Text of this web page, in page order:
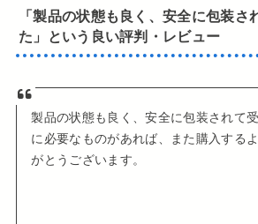
「製品の状態も良く、安全に包装さ
た」という良い評判・レビュー
製品の状態も良く、安全に包装されて
に必要なものがあれば、また購入する
がとうございます。